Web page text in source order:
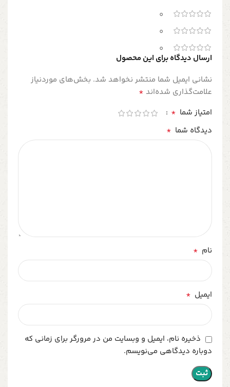
0
0
0
ارسال دیدگاه برای این محصول
نشانی ایمیل شما منتشر نخواهد شد. بخش‌های موردنیاز
علامت‌گذاری شده‌اند *
امتیاز شما *
دیدگاه شما *
نام *
ایمیل *
ذخیره نام، ایمیل و وبسایت من در مرورگر برای زمانی که
دوباره دیدگاهی می‌نویسم.